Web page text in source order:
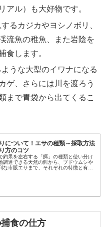
アル）も大好物です。
るカジカやヨシノボリ、
流魚の稚魚、また岩陰を
食します。
うな大型のイワナになる
ゲ、さらには川を渡ろう
まで胃袋から出てくるこ
について！エサの種類～採取方法
方のコツ
釣果を左右する「餌」の種類と使い分け
調達できる天然の餌から、ブドウムシや
な市販エサまで、それぞれの特徴と有効
食の仕方